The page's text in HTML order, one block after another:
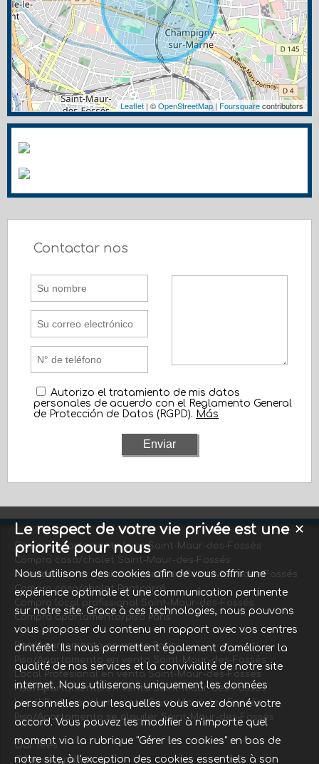
Leaflet | ©OpenStreetMap| Foursquarecontributors
Contactar nos
Autorizo el tratamiento de mis datos
personales de acuerdo con el Reglamento General
de Protección de Datos (RGPD). Más
Compra apartamento/piso Saint-Maur-des-Fossés
Compra casa/chalet Saint-Maur-des-Fossés
Arrendamiento apartamento/piso Saint-Maur-des-Fossés
Compra casa/chalet Pontcarré
Compra local profissional Saint-Maur-des-Fossés
Compra apartamento/piso Paris
Piso/Apartamento en venta Paris
Piso/Apartamento en venta Saint-Maur-des-Fossés
Local Profesional en venta Saint-Maur-des-Fossés
Piso/Apartamento en venta Saint-Maur-des-Fossés
Local Profesional en venta Saint-Maur-des-Fossés
Piso/Apartamento se alquiler Saint-Maur-des-Fossés
Our fees
Offre complète
✕
Le respect de votre vie privée est une
priorité pour nous
Nous utilisons des cookies afin de vous offrir une
expérience optimale et une communication pertinente
sur notre site. Grace à ces technologies, nous pouvons
vous proposer du contenu en rapport avec vos centres
d'intérêt. Ils nous permettent également d'améliorer la
qualité de nos services et la convivialité de notre site
internet. Nous utiliserons uniquement les données
personnelles pour lesquelles vous avez donné votre
accord. Vous pouvez les modifier à n'importe quel
moment via la rubrique "Gérer les cookies" en bas de
notre site, à l'exception des cookies essentiels à son